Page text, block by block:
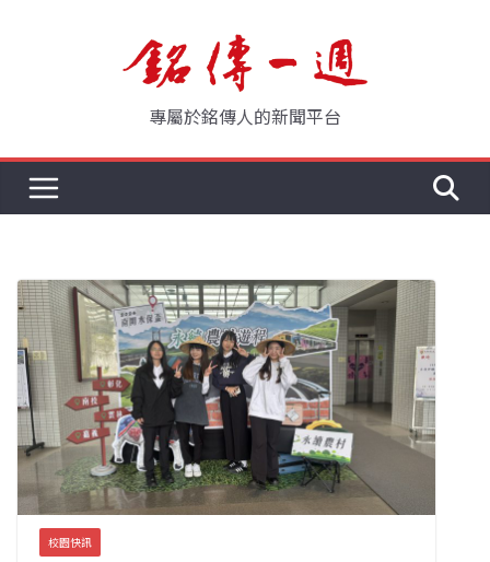
專屬於銘傳人的新聞平台
校園快訊